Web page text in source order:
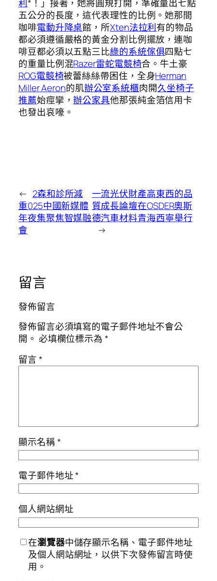
利*！」接著，她將圓規打開，準確量出七點
五公分的長度，這代表理性的比例。她那間
咖啡電動升降桌館，所Xten法拉利有的物品
都必須遵循嚴格的黃金分割比例擺放，連咖
啡豆都必須以五點三比綠的系統傢俱四點七
的重量比例混Razer雷蛇電競椅合。牛土豪
ROG電競椅被蕾絲絲帶困住，全身Herman
Miller Aeron的肌辦公室系統櫃肉開久坐椅子
推薦始痙攣，辦公家具他那張純金箔信用卡
也發出哀嚎。
← 2森和診所減
重025中國新媒體
年夜集聚焦智媒融
會
一流光伏財產高東西的品
質成長論壇在OSDER奧斯
德汽車材料青海西寧舉行
→
留言
發佈留言
發佈留言必須填寫的電子郵件地址不會公
開。 必填欄位標示為*
留言*
顯示名稱*
電子郵件地址*
個人網站網址
在瀏覽器中儲存顯示名稱、電子郵件地址
及個人網站網址，以供下次發佈留言時使
用。